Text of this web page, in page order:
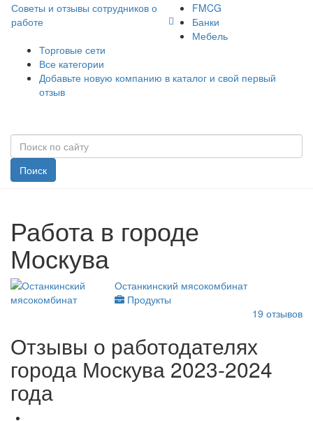
Советы и отзывы сотрудников о
работе
FMCG
Банки
Мебель
Торговые сети
Все категории
Добавьте новую компанию в каталог и свой первый
отзыв
Поиск
Работа в городе
Москува
Останкинский мясокомбинат
Продукты
19 отзывов
Отзывы о работодателях
города Москува 2023-2024
года